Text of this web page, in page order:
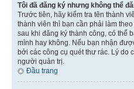
Tôi đã đăng ký nhưng không thể
Trước tiên, hãy kiểm tra tên thành
thành viên thì bạn cần phải làm
sau khi đăng ký thành công, có thể
mình hay không. Nếu bạn nhận
bởi các công cụ quét thư rác. Lý do
người quản trị.
Đầu trang